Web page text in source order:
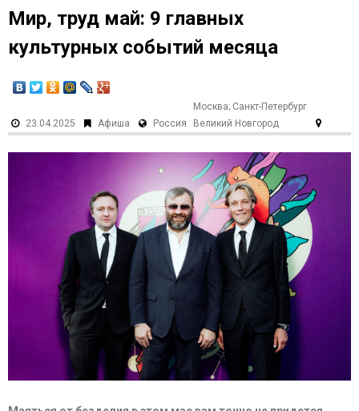
Мир, труд май: 9 главных
культурных событий месяца
23.04.2025 Афиша Россия
Москва; Санкт-Петербург
Великий Новгород